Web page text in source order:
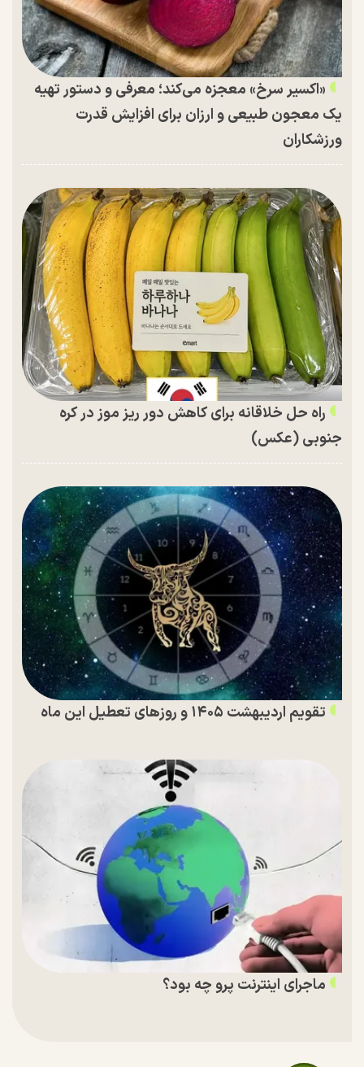
«اکسیر سرخ» معجزه می‌کند؛ معرفی و دستور تهیه
یک معجون طبیعی و ارزان برای افزایش قدرت
ورزشکاران
راه حل خلاقانه برای کاهش دور ریز موز در کره
جنوبی (عکس)
تقویم اردیبهشت ۱۴۰۵ و روز‌های تعطیل این ماه
ماجرای اینترنت پرو چه بود؟